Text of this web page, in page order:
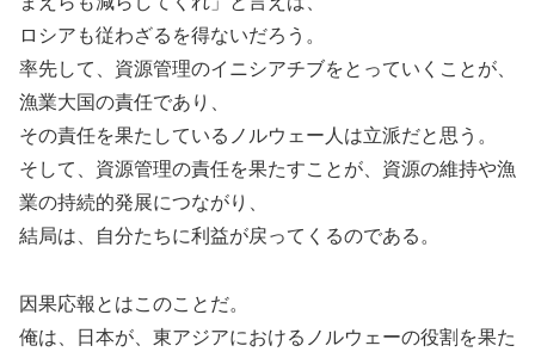
ロシアも従わざるを得ないだろう。
率先して、資源管理のイニシアチブをとっていくことが、
漁業大国の責任であり、
その責任を果たしているノルウェー人は立派だと思う。
そして、資源管理の責任を果たすことが、資源の維持や漁
業の持続的発展につながり、
結局は、自分たちに利益が戻ってくるのである。
因果応報とはこのことだ。
俺は、日本が、東アジアにおけるノルウェーの役割を果た